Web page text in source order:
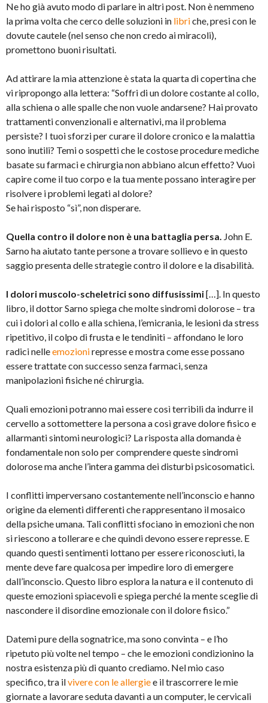
Ne ho già avuto modo di parlare in altri post. Non è nemmeno
la prima volta che cerco delle soluzioni in libriche, presi con le
dovute cautele (nel senso che non credo ai miracoli),
promettono buoni risultati.
Ad attirare la mia attenzione è stata la quarta di copertina che
vi ripropongo alla lettera: “Soffri di un dolore costante al collo,
alla schiena o alle spalle che non vuole andarsene? Hai provato
trattamenti convenzionali e alternativi, ma il problema
persiste? I tuoi sforzi per curare il dolore cronico e la malattia
sono inutili? Temi o sospetti che le costose procedure mediche
basate su farmaci e chirurgia non abbiano alcun effetto? Vuoi
capire come il tuo corpo e la tua mente possano interagire per
risolvere i problemi legati al dolore?
Se hai risposto “sì”, non disperare.
Quella contro il dolore non è una battaglia persa. John E.
Sarno ha aiutato tante persone a trovare sollievo e in questo
saggio presenta delle strategie contro il dolore e la disabilità.
I dolori muscolo-scheletrici sono diffusissimi[…]. In questo
libro, il dottor Sarno spiega che molte sindromi dolorose – tra
cui i dolori al collo e alla schiena, l’emicrania, le lesioni da stress
ripetitivo, il colpo di frusta e le tendiniti – affondano le loro
radici nelleemozionirepresse e mostra come esse possano
essere trattate con successo senza farmaci, senza
manipolazioni fisiche né chirurgia.
Quali emozioni potranno mai essere così terribili da indurre il
cervello a sottomettere la persona a così grave dolore fisico e
allarmanti sintomi neurologici? La risposta alla domanda è
fondamentale non solo per comprendere queste sindromi
dolorose ma anche l’intera gamma dei disturbi psicosomatici.
I conflitti imperversano costantemente nell’inconscio e hanno
origine da elementi differenti che rappresentano il mosaico
della psiche umana. Tali conflitti sfociano in emozioni che non
si riescono a tollerare e che quindi devono essere represse. E
quando questi sentimenti lottano per essere riconosciuti, la
mente deve fare qualcosa per impedire loro di emergere
dall’inconscio. Questo libro esplora la natura e il contenuto di
queste emozioni spiacevoli e spiega perché la mente sceglie di
nascondere il disordine emozionale con il dolore fisico.”
Datemi pure della sognatrice, ma sono convinta – e l’ho
ripetuto più volte nel tempo – che le emozioni condizionino la
nostra esistenza più di quanto crediamo. Nel mio caso
specifico, tra ilvivere con le allergiee il trascorrere le mie
giornate a lavorare seduta davanti a un computer, le cervicali